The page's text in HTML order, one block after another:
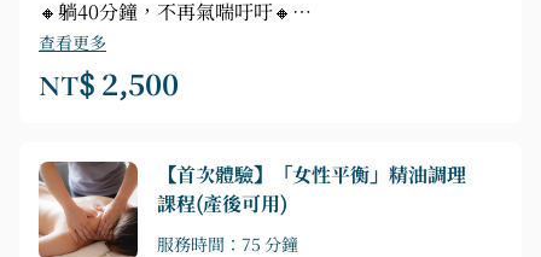
🔸躺40分鐘，不再氣喘吁吁🔸
【課程重點】
專業諮詢►淋浴►測量►岩盤浴溫熱技法►頭部刮摩
查看更多
NT$ 2,500
【首次體驗】「女性平衡」精油調理
課程(產後可用)
服務時間：75 分鐘